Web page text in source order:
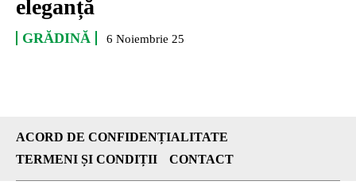
eleganță
GRĂDINĂ 6 Noiembrie 25
ACORD DE CONFIDENȚIALITATE
TERMENI ȘI CONDIȚII
CONTACT